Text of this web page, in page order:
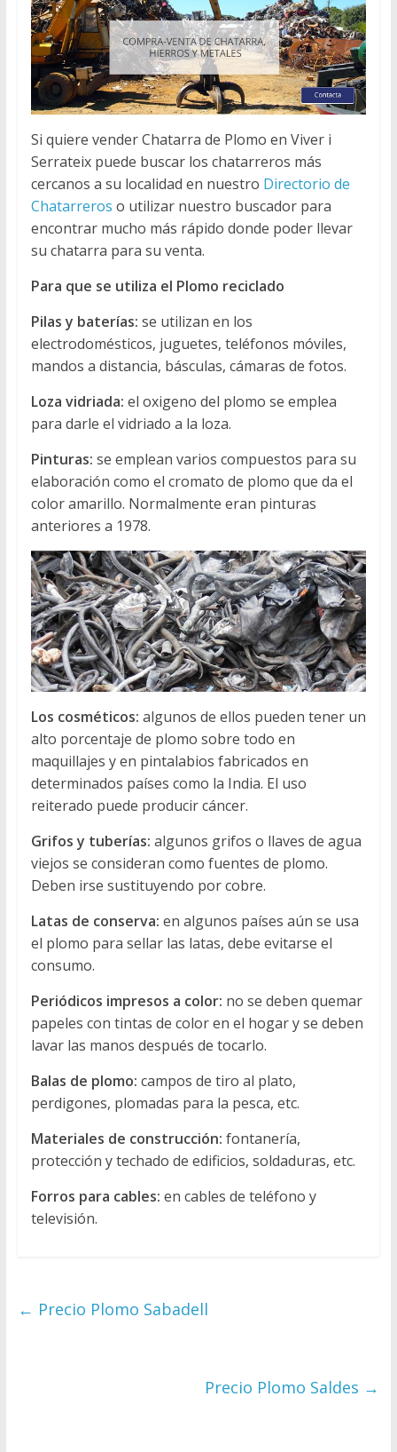
Si quiere vender Chatarra de Plomo en Viver i
Serrateix puede buscar los chatarreros más
cercanos a su localidad en nuestro Directorio de
Chatarreros o utilizar nuestro buscador para
encontrar mucho más rápido donde poder llevar
su chatarra para su venta.
Para que se utiliza el Plomo reciclado
Pilas y baterías: se utilizan en los
electrodomésticos, juguetes, teléfonos móviles,
mandos a distancia, básculas, cámaras de fotos.
Loza vidriada: el oxigeno del plomo se emplea
para darle el vidriado a la loza.
Pinturas: se emplean varios compuestos para su
elaboración como el cromato de plomo que da el
color amarillo. Normalmente eran pinturas
anteriores a 1978.
Los cosméticos: algunos de ellos pueden tener un
alto porcentaje de plomo sobre todo en
maquillajes y en pintalabios fabricados en
determinados países como la India. El uso
reiterado puede producir cáncer.
Grifos y tuberías: algunos grifos o llaves de agua
viejos se consideran como fuentes de plomo.
Deben irse sustituyendo por cobre.
Latas de conserva: en algunos países aún se usa
el plomo para sellar las latas, debe evitarse el
consumo.
Periódicos impresos a color: no se deben quemar
papeles con tintas de color en el hogar y se deben
lavar las manos después de tocarlo.
Balas de plomo: campos de tiro al plato,
perdigones, plomadas para la pesca, etc.
Materiales de construcción: fontanería,
protección y techado de edificios, soldaduras, etc.
Forros para cables: en cables de teléfono y
televisión.
← Precio Plomo Sabadell
Precio Plomo Saldes →